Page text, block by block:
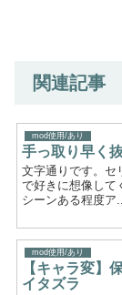
関連記事
mod使用/あり
手っ取り早く
文字通りです。セ
で好きに想像して
シーンある程度ア...
mod使用/あり
【キャラ変】
イタズラ